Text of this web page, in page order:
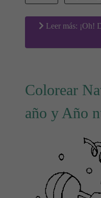
Leer más: ¡Oh!
Colorear
año y Año